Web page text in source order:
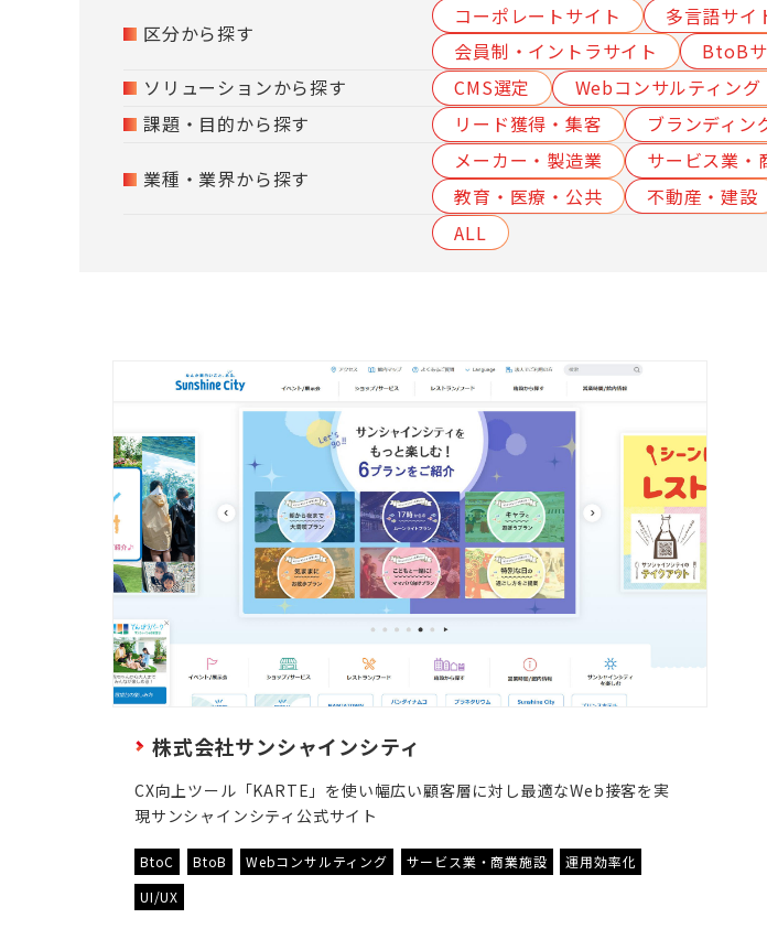
区分から探す
コーポレートサイト 多⾔語サイ
会員制・イントラサイト
BtoB
ソリューションから探す
CMS選定 Webコンサルティング
課題・目的から探す
リード獲得・集客 ブランディン
業種・業界から探す
メーカー・製造業 サービス業・
教育・医療・公共
不動産・建設
ALL
株式会社サンシャインシティ
CX向上ツール「KARTE」を使い幅広い顧客層に対し最適なWeb接客を実
現サンシャインシティ公式サイト
BtoC BtoB Webコンサルティング サービス業・商業施設
運用効率化
UI/UX